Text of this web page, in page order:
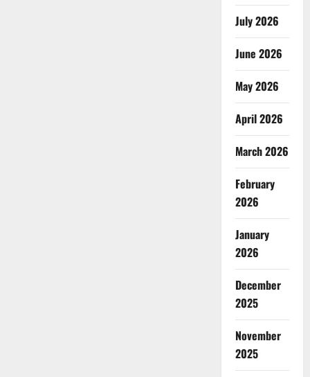
July 2026
June 2026
May 2026
April 2026
March 2026
February
2026
January
2026
December
2025
November
2025